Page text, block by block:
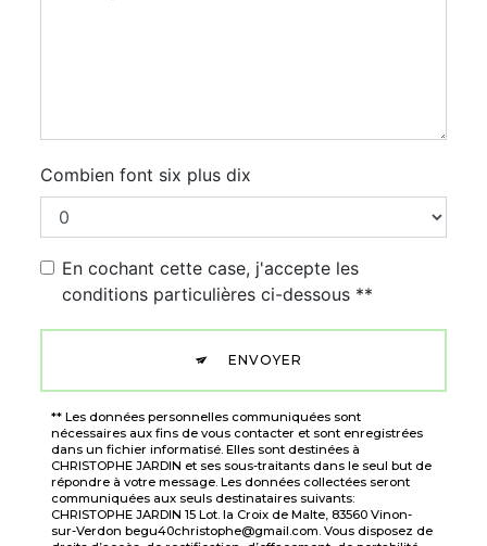
Combien font six plus dix
En cochant cette case, j'accepte les
conditions particulières ci-dessous **
ENVOYER
** Les données personnelles communiquées sont
nécessaires aux fins de vous contacter et sont enregistrées
dans un fichier informatisé. Elles sont destinées à
CHRISTOPHE JARDIN et ses sous-traitants dans le seul but de
répondre à votre message. Les données collectées seront
communiquées aux seuls destinataires suivants:
CHRISTOPHE JARDIN 15 Lot. la Croix de Malte, 83560 Vinon-
sur-Verdon begu40christophe@gmail.com. Vous disposez de